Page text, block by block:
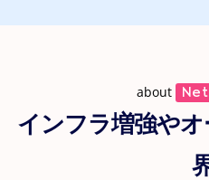
about
インフラ増強や